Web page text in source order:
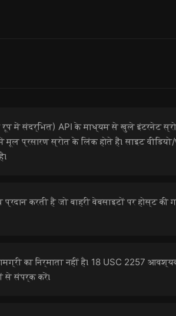
में संदर्भित) API के माध्यम से खुले इंटरनेट
प्रसारण स्रोत के लिंक होते हैं। साइट
करती है जो बाहरी वेबसाइटों पर होस्ट की
का निर्माता नहीं है। 18 USC 2257
से संपर्क करें।